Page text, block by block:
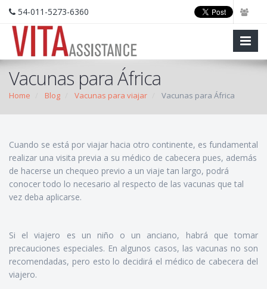
54-011-5273-6360
Vacunas para África
Home Blog Vacunas para viajar Vacunas para África
Cuando se está por viajar hacia otro continente, es fundamental
realizar una visita previa a su médico de cabecera pues, además
de hacerse un chequeo previo a un viaje tan largo, podrá
conocer todo lo necesario al respecto de las vacunas que tal
vez deba aplicarse.
Si el viajero es un niño o un anciano, habrá que tomar
precauciones especiales. En algunos casos, las vacunas no son
recomendadas, pero esto lo decidirá el médico de cabecera del
viajero.